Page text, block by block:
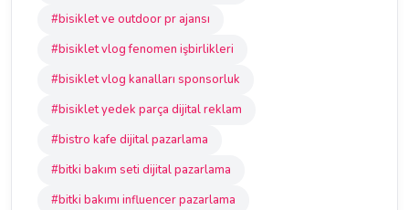
#bisiklet ve outdoor pr ajansı
#bisiklet vlog fenomen işbirlikleri
#bisiklet vlog kanalları sponsorluk
#bisiklet yedek parça dijital reklam
#bistro kafe dijital pazarlama
#bitki bakım seti dijital pazarlama
#bitki bakımı influencer pazarlama